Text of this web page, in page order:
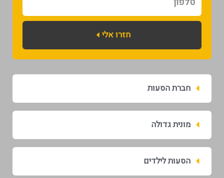
חזרו אלי
חברת הסעות
מונית גדולה
הסעות לילדים